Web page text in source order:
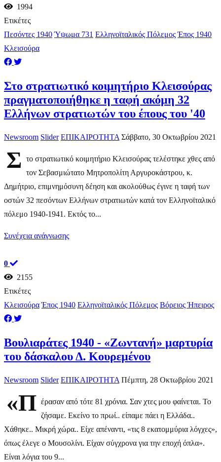
1994
Ετικέτες
Πεσόντες 1940 Ύψωμα 731 Ελληνοϊταλικός Πόλεμος Έπος 1940
Κλεισούρα
Στο στρατιωτικό κοιμητήριο Κλεισούρας
πραγματοποιήθηκε η ταφή ακόμη 32
Ελλήνων στρατιωτών του έπους του '40
Newsroom Slider ΕΠΙΚΑΙΡΟΤΗΤΑ Σάββατο, 30 Οκτωβρίου 2021
Σ
το στρατιωτικό κοιμητήριο Κλεισούρας τελέστηκε χθες από
τον Σεβασμιώτατο Μητροπολίτη Αργυροκάστρου, κ.
Δημήτριο, επιμνημόσυνη δέηση και ακολούθως έγινε η ταφή των
οστών 32 πεσόντων Ελλήνων στρατιωτών κατά τον Ελληνοϊταλικό
πόλεμο 1940-1941. Εκτός το...
Συνέχεια ανάγνωσης
0
2155
Ετικέτες
Κλεισούρα Έπος 1940 Ελληνοϊταλικός Πόλεμος Βόρειος Ήπειρος
Βουλιαράτες 1940 - «Ζωντανή» μαρτυρία
του δάσκαλου Δ. Κουρεμένου
Newsroom Slider ΕΠΙΚΑΙΡΟΤΗΤΑ Πέμπτη, 28 Οκτωβρίου 2021
«Π έρασαν από τότε 81 χρόνια. Σαν χτες μου φαίνεται. Το
ζήσαμε. Εκείνο το πρωί.. είπαμε πάει η Ελλάδα..
Χάθηκε.. Μικρή χώρα.. Είχε απέναντι, «τις 8 εκατομμύρια λόγχες»,
όπως έλεγε ο Μουσολίνι. Είχαν σύγχρονα για την εποχή όπλα».
Είναι λόγια του 9...